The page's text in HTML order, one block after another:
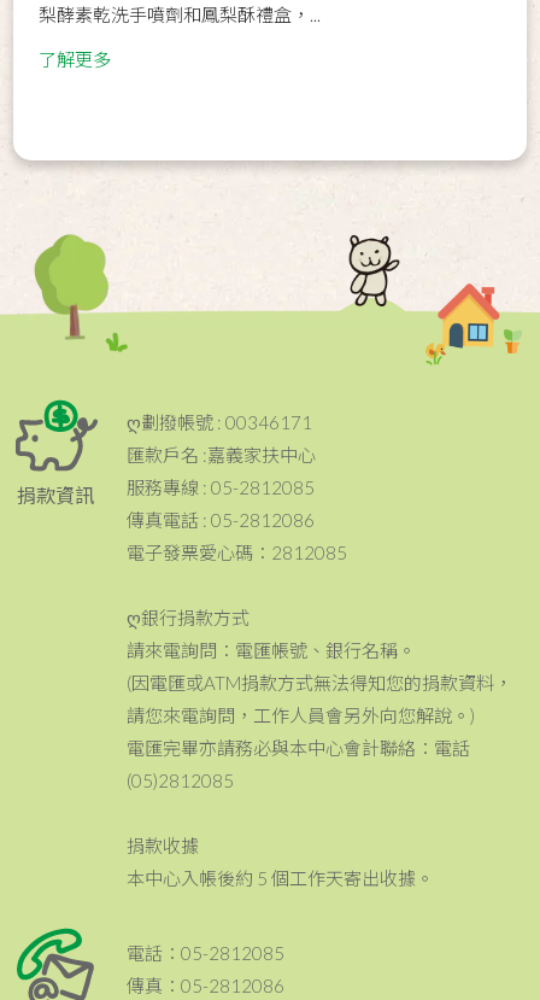
梨酵素乾洗手噴劑和鳳梨酥禮盒，...
了解更多
捐款資訊
ღ劃撥帳號 : 00346171
匯款戶名 :嘉義家扶中心
服務專線 : 05-2812085
傳真電話 : 05-2812086
電子發票愛心碼：2812085
ღ銀行捐款方式
請來電詢問：電匯帳號、銀行名稱。
(因電匯或ATM捐款方式無法得知您的捐款資料，
請您來電詢問，工作人員會另外向您解說。)
電匯完畢亦請務必與本中心會計聯絡：電話
(05)2812085
捐款收據
本中心入帳後約 5 個工作天寄出收據。
電話：05-2812085
傳真：05-2812086